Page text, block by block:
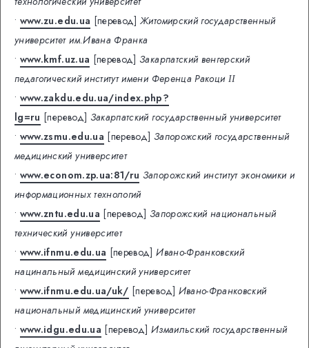
• www.zu.edu.ua [перевод] Житомирский государственный
университет им.Ивана Франка
• www.kmf.uz.ua [перевод] Закарпатский венгерский
педагогический институт имени Ференца Ракоци ІІ
• www.zakdu.edu.ua/index.php?
lg=ru [перевод] Закарпатский государственный университет
• www.zsmu.edu.ua [перевод] Запорожский государственный
медицинский университет
• www.econom.zp.ua:81/ru Запорожский институт экономики и
информационных технологий
• www.zntu.edu.ua [перевод] Запорожский национальный
технический университет
• www.ifnmu.edu.ua [перевод] Ивано-Франковский
нацинальный медицинский университет
• www.ifnmu.edu.ua/uk/ [перевод] Ивано-Франковский
национальный медицинский университет
• www.idgu.edu.ua [перевод] Измаильский государственный